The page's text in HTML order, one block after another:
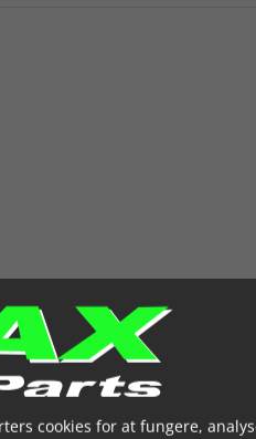
cookies for at fungere,